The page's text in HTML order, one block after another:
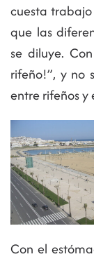
cuesta
que las
se diluye.
rifeño!”, y no
entre rifeños y
Con el